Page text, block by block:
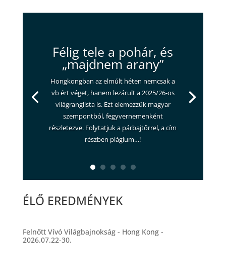
Félig tele a pohár, és
„majdnem arany”
Hongkongban az elmúlt héten nemcsak a
vb ért véget, hanem lezárult a 2025/26-os
világranglista is. Ezt elemezzük magyar
szempontból, fegyvernemenként
részletezve. Folytatjuk a párbajtőrrel, a cím
részben plágium…!
ÉLŐ EREDMÉNYEK
Felnőtt Vívó Világbajnokság - Hong Kong -
2026.07.22-30.